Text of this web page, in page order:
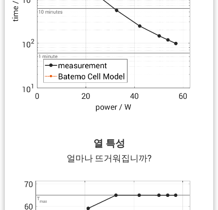
열 특성
얼마나 뜨거워집니까?